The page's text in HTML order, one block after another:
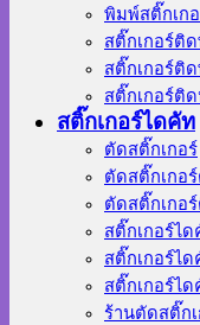
พิมพ์สติ๊กเก
สติ๊กเกอร์ติ
สติ๊กเกอร์ติ
สติ๊กเกอร์ติ
สติ๊กเกอร์ไดคัท
ตัดสติ๊กเกอร์
ตัดสติ๊กเกอ
ตัดสติ๊กเกอ
สติ๊กเกอร์ได
สติ๊กเกอร์ไ
สติ๊กเกอร์ไ
ร้านตัดสติ๊ก